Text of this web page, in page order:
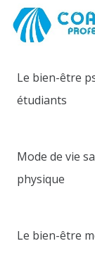
Le bien-être
étudiants
Mode de vie
physique
Le bien-être